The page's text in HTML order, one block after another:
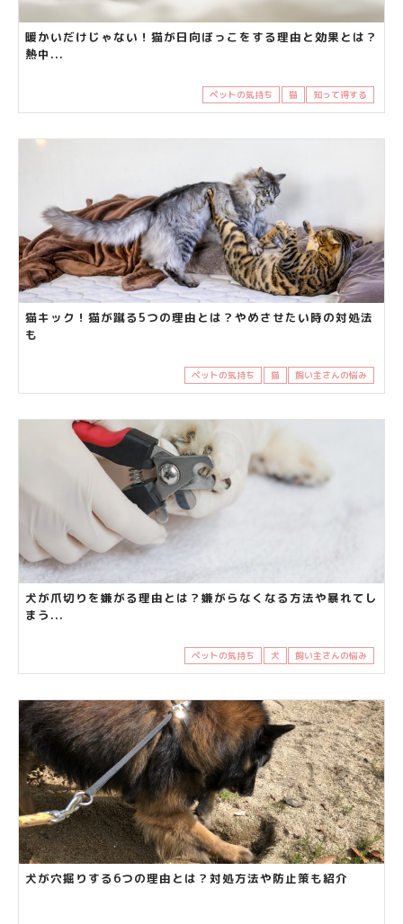
暖かいだけじゃない！猫が日向ぼっこをする理由と効果とは？
熱中...
ペットの気持ち 猫 知って得する
猫キック！猫が蹴る5つの理由とは？やめさせたい時の対処法
も
ペットの気持ち 猫 飼い主さんの悩み
犬が爪切りを嫌がる理由とは？嫌がらなくなる方法や暴れてし
まう...
ペットの気持ち 犬 飼い主さんの悩み
犬が穴掘りする6つの理由とは？対処方法や防止策も紹介